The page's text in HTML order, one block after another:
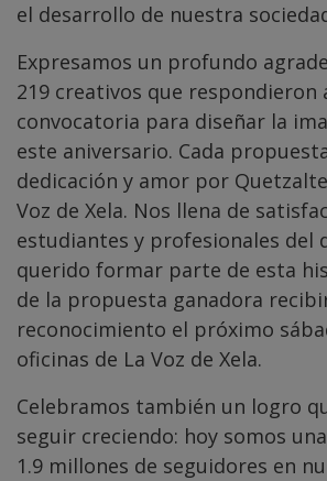
el desarrollo de nuestra
Expresamos un profundo
219 creativos que respondieron
convocatoria para diseñar la
este aniversario. Cada
dedicación y amor por
Voz de Xela. Nos llena de
estudiantes y profesionales del
querido formar parte de esta
de la propuesta ganadora
reconocimiento el próximo
oficinas de La Voz de Xela.
Celebramos también un logro
seguir creciendo: hoy somos
1.9 millones de seguidores en